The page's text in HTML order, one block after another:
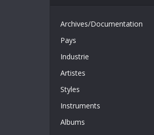
Archives/Documentation
Pays
Industrie
Artistes
Styles
Instruments
Albums